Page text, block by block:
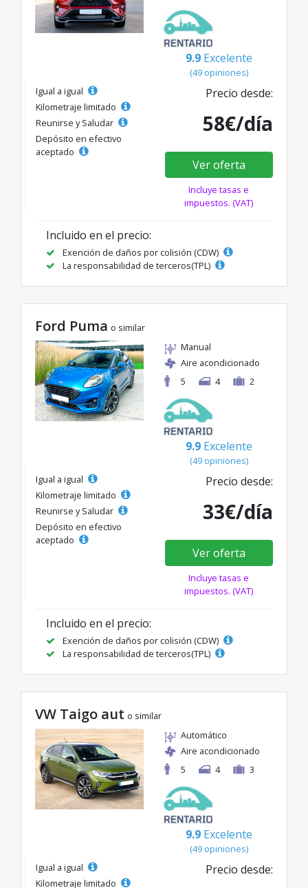
9.9 Excelente
(49 opiniones)
Igual a igual
Kilometraje limitado
Reunirse y Saludar
Depósito en efectivo
aceptado
Precio desde:
58€/día
Ver oferta
Incluye tasas e
impuestos. (VAT)
Incluido en el precio:
Exención de daños por colisión (CDW)
La responsabilidad de terceros(TPL)
Ford Puma o similar
Manual
Aire acondicionado
5
4 2
9.9 Excelente
(49 opiniones)
Igual a igual
Kilometraje limitado
Reunirse y Saludar
Depósito en efectivo
aceptado
Precio desde:
33€/día
Ver oferta
Incluye tasas e
impuestos. (VAT)
Incluido en el precio:
Exención de daños por colisión (CDW)
La responsabilidad de terceros(TPL)
VW Taigo aut o similar
Automático
Aire acondicionado
5
4 3
9.9 Excelente
(49 opiniones)
Igual a igual
Kilometraje limitado
Precio desde: